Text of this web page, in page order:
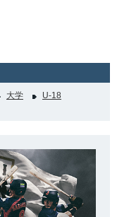
大学
U-18